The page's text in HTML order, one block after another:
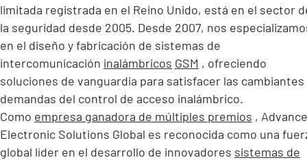
limitada registrada en el Reino Unido, está en el sector
la seguridad desde 2005. Desde 2007, nos
en el diseño y fabricación de sistemas de
intercomunicación inalámbricos GSM , ofreciendo
soluciones de vanguardia para satisfacer las cambiantes
demandas del control de acceso inalámbrico.
Como empresa ganadora de múltiples premios ,
Electronic Solutions Global es reconocida como una
global líder en el desarrollo de innovadores sistemas de